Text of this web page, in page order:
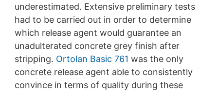
underestimated. Extensive preliminary tests
had to be carried out in order to determine
which release agent would guarantee an
unadulterated concrete grey finish after
stripping. Ortolan Basic 761 was the only
concrete release agent able to consistently
convince in terms of quality during these